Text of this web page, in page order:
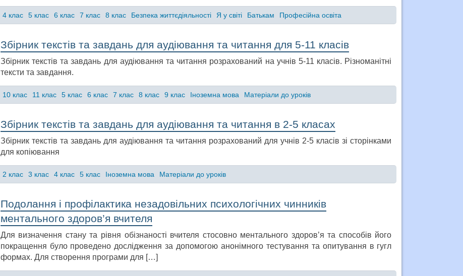
4 клас 5 клас 6 клас 7 клас 8 клас Безпека життєдіяльності Я у світі Батькам Професійна освіта
Збірник текстів та завдань для аудіювання та читання для 5-11 класів
Збірник текстів та завдань для аудіювання та читання розрахований на учнів 5-11 класів. Різноманітні
тексти та завдання.
10 клас 11 клас 5 клас 6 клас 7 клас 8 клас 9 клас Іноземна мова Матеріали до уроків
Збірник текстів та завдань для аудіювання та читання в 2-5 класах
Збірник текстів та завдань для аудіювання та читання розрахований для учнів 2-5 класів зі сторінками
для копіювання
2 клас 3 клас 4 клас 5 клас Іноземна мова Матеріали до уроків
Подолання і профілактика незадовільних психологічних чинників
ментального здоров’я вчителя
Для визначення стану та рівня обізнаності вчителя стосовно ментального здоров’я та способів його
покращення було проведено дослідження за допомогою анонімного тестування та опитування в гугл
формах. Для створення програми для […]